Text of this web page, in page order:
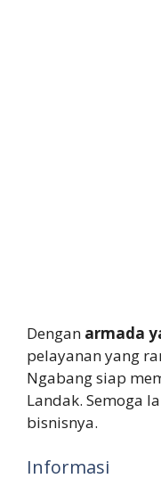
Dengan armada
pelayanan yang
Ngabang siap
Landak. Semoga
bisnisnya.
Informasi